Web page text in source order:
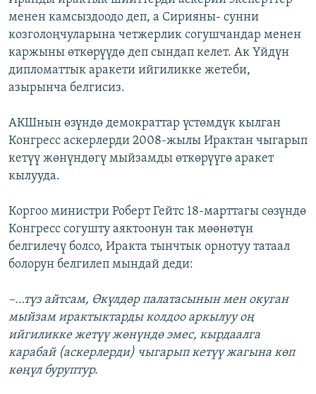
менен камсыздоодо деп, а Сирияны- сунни
козголоңчуларына четжерлик согушчандар менен
каржыны өткөрүүдө деп сындап келет. Ак Үйдүн
дипломаттык аракети ийгиликке жетеби,
азырынча белгисиз.
АКШнын өзүндө демократтар үстөмдүк кылган
Конгресс аскерлерди 2008-жылы Ирактан чыгарып
кетүү жөнүндөгү мыйзамды өткөрүүгө аракет
кылууда.
Коргоо министри Роберт Гейтс 18-марттагы сөзүндө
Конгресс согушту аяктоонун так мөөнөтүн
белгилечү болсо, Иракта тынчтык орнотуу татаал
болорун белгилеп мындай деди:
–…түз айтсам, Өкүлдөр палатасынын мен окуган
мыйзам ирактыктарды колдоо аркылуу оң
ийгиликке жетүү жөнүндө эмес, кырдаалга
карабай (аскерлерди) чыгарып кетүү жагына көп
көңүл буруптур.